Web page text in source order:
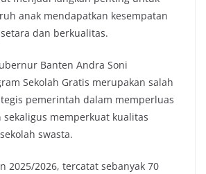
anak mendapatkan kesempatan
dan berkualitas.
Banten Andra Soni
Sekolah Gratis merupakan salah
pemerintah dalam memperluas
sekaligus memperkuat kualitas
swasta.
2025/2026, tercatat sebanyak 70